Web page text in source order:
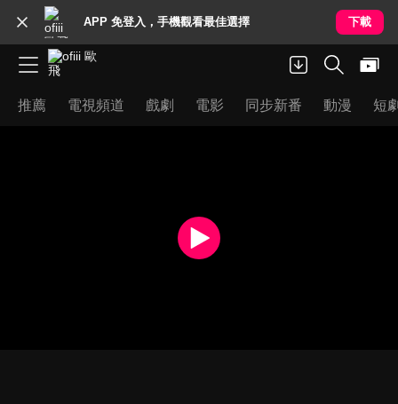
APP 免登入，手機觀看最佳選擇 下載
推薦 電視頻道 戲劇 電影 同步新番 動漫 短